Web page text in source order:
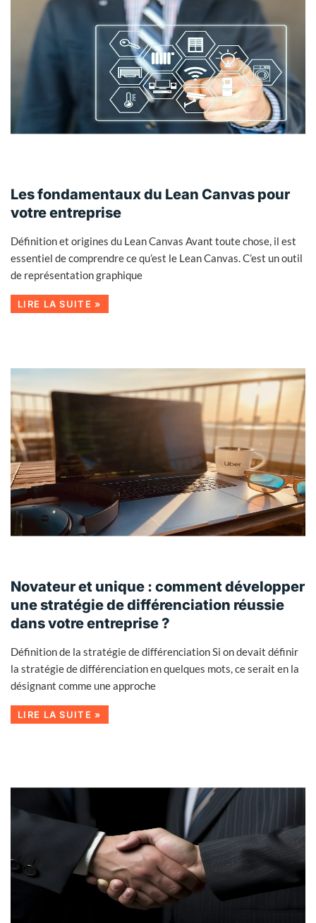
Les fondamentaux du Lean Canvas pour
votre entreprise
Définition et origines du Lean Canvas Avant toute chose, il est
essentiel de comprendre ce qu’est le Lean Canvas. C’est un outil
de représentation graphique
LIRE LA SUITE »
Novateur et unique : comment développer
une stratégie de différenciation réussie
dans votre entreprise ?
Définition de la stratégie de différenciation Si on devait définir
la stratégie de différenciation en quelques mots, ce serait en la
désignant comme une approche
LIRE LA SUITE »